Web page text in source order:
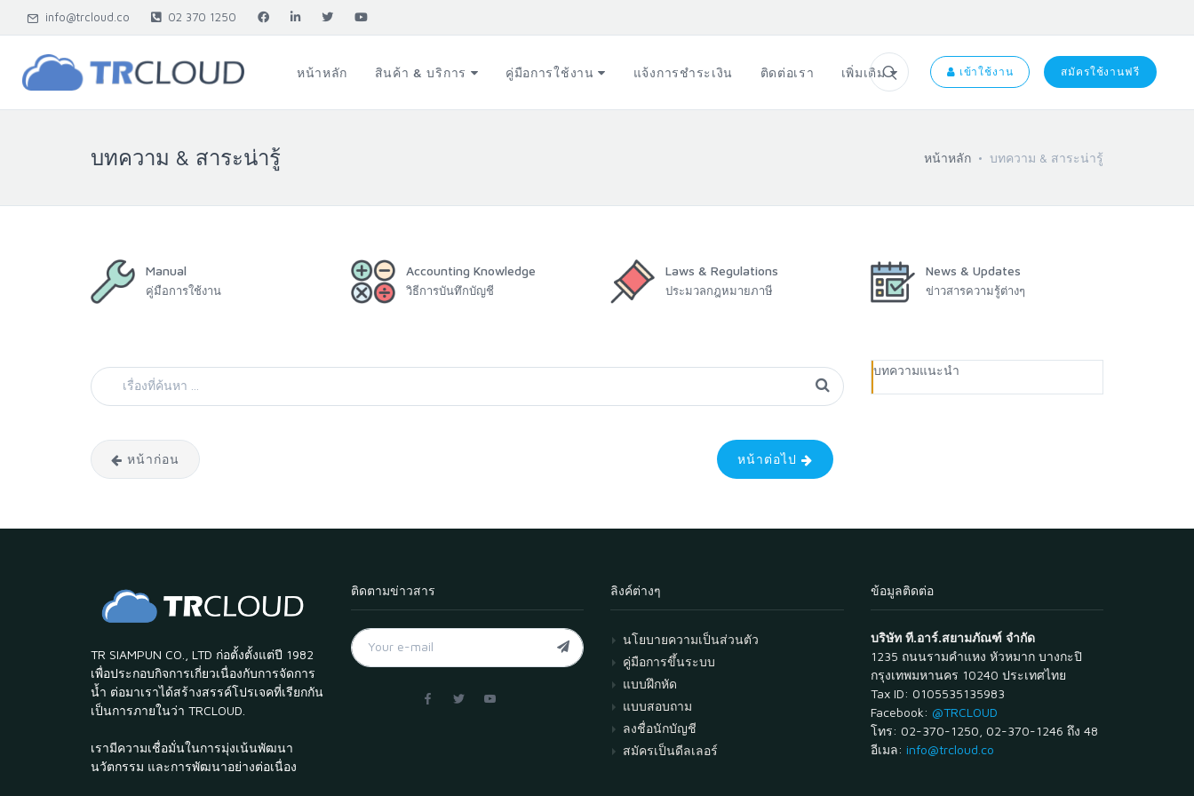
info@trcloud.co 02 370 1250
หน้าหลัก สินค้า & บริการ คู่มือการใช้งาน แจ้งการชำระเงิน ติดต่อเรา เพิ่มเติม เข้าใช้งาน สมัครใช้งานฟรี
บทความ & สาระน่ารู้ หน้าหลัก บทความ & สาระน่ารู้
Manual
คู่มือการใช้งาน
Accounting Knowledge
วิธีการบันทึกบัญชี
Laws & Regulations
ประมวลกฎหมายภาษี
News & Updates
ข่าวสารความรู้ต่างๆ
หน้าก่อน หน้าต่อไป
บทความแนะนำ
TR SIAMPUN CO., LTD ก่อตั้งตั้งแต่ปี 1982
เพื่อประกอบกิจการเกี่ยวเนื่องกับการจัดการ
น้ำ ต่อมาเราได้สร้างสรรค์โปรเจคที่เรียกกัน
เป็นการภายในว่า TRCLOUD.
เรามีความเชื่อมั่นในการมุ่งเน้นพัฒนา
นวัตกรรม และการพัฒนาอย่างต่อเนื่อง
ติดตามข่าวสาร ลิงค์ต่างๆ
นโยบายความเป็นส่วนตัว
คู่มือการขึ้นระบบ
แบบฝึกหัด
แบบสอบถาม
ลงชื่อนักบัญชี
สมัครเป็นดีลเลอร์
ข้อมูลติดต่อ
บริษัท ที.อาร์.สยามภัณฑ์ จำกัด
1235 ถนนรามคำแหง หัวหมาก บางกะปิ
กรุงเทพมหานคร 10240 ประเทศไทย
Tax ID: 0105535135983
Facebook: @TRCLOUD
โทร: 02-370-1250, 02-370-1246 ถึง 48
อีเมล: info@trcloud.co